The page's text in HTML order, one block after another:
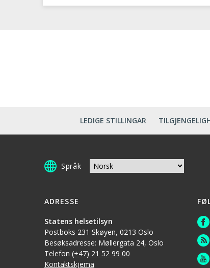
LEDIGE STILLINGAR
Språk
ADRESSE
Statens helsetilsyn
Postboks 231 Skøyen, 0213 Oslo
Besøksadresse: Møllergata 24, Oslo
Telefon (+47) 21 52 99 00
Kontaktskjema